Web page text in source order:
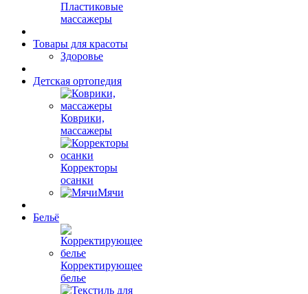
Пластиковые
массажеры
Товары для красоты
Здоровье
Детская ортопедия
Коврики,
массажеры
Корректоры
осанки
Мячи
Бельё
Корректирующее
белье